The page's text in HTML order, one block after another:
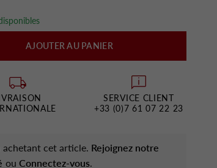
AJOUTER AU PANIER
SERVICE CLIENT
+33 (0)7 61 07 22 23
achetant cet article. Rejoignez notre
ou Connectez-vous.